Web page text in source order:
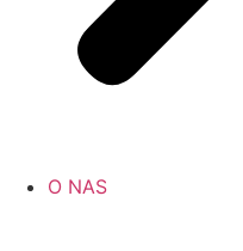
O NAS